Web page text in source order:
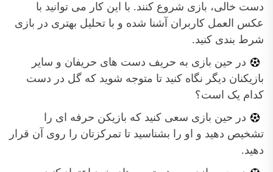
دست خالی، بازی شروع کنند. با این کار می توانید با
عکس العمل کاربران آشنا شده و با تحلیل بهتری در بازی
شرط بندی کنید.
در حین بازی به حریف دست های حریفان و سایر
بازیکنان دیگر نگاه کنید تا متوجه شوید که گل در دست
کدام یک است؟
در حین بازی سعی کنید که بازیکن حرفه ای را
تشخیص دهید و او را بشناسید تا تمرکزتان را روی آن قرار
دهید.